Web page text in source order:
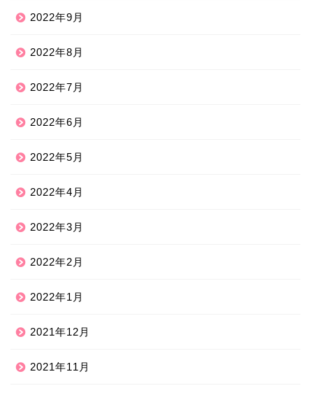
2022年9月
2022年8月
2022年7月
2022年6月
2022年5月
2022年4月
2022年3月
2022年2月
2022年1月
2021年12月
2021年11月